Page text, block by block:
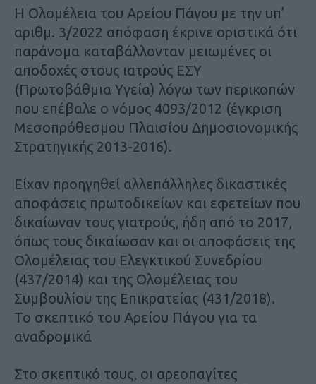
Η Ολομέλεια του Αρείου Πάγου με την υπ’
αριθμ. 3/2022 απόφαση έκρινε οριστικά ότι
παράνομα καταβάλλονταν μειωμένες οι
αποδοχές στους ιατρούς ΕΣΥ
(Πρωτοβάθμια Υγεία) λόγω των περικοπών
που επέβαλε ο νόμος 4093/2012 (έγκριση
Μεσοπρόθεσμου Πλαισίου Δημοσιονομικής
Στρατηγικής 2013-2016).
Είχαν προηγηθεί αλλεπάλληλες δικαστικές
αποφάσεις πρωτοδικείων και εφετείων που
δικαίωναν τους γιατρούς, ήδη από το 2017,
όπως τους δικαίωσαν και οι αποφάσεις της
Ολομέλειας του Ελεγκτικού Συνεδρίου
(437/2014) και της Ολομέλειας του
Συμβουλίου της Επικρατείας (431/2018).
Το σκεπτικό του Αρείου Πάγου για τα
αναδρομικά
Στο σκεπτικό τους, οι αρεοπαγίτες